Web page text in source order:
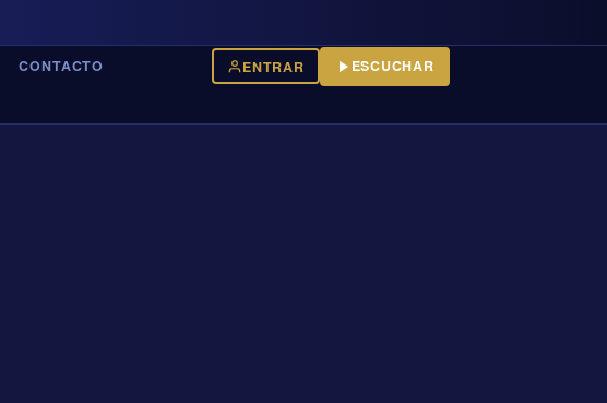
CONTACTO ENTRAR ESCUCHAR